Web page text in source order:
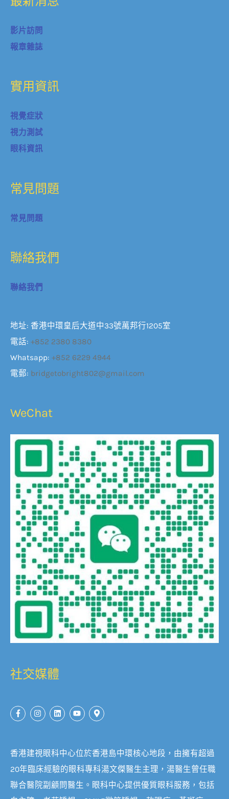
影片訪問
報章雜誌
實用資訊
視覺症狀
視力測試
眼科資訊
常見問題
常見問題
聯絡我們
聯絡我們
地址: 香港中環皇后大道中33號萬邦行1205室
電話: +852 2380 8380
Whatsapp: +852 6229 4944
電郵: bridgetobright802@gmail.com
WeChat
社交媒體
香港建視眼科中心位於香港島中環核心地段，由擁有超過
20年臨床經驗的眼科專科湯文傑醫生主理，湯醫生曾任職
聯合醫院副顧問醫生。眼科中心提供優質眼科服務，包括